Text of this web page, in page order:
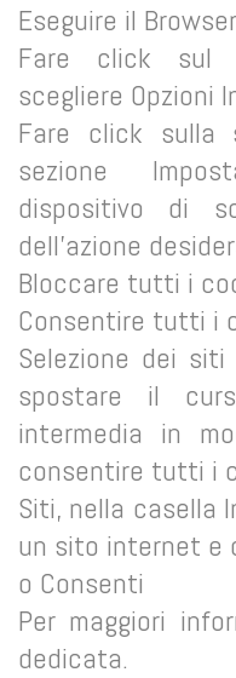
Eseguire il
Fare click sul
scegliere Opzioni
Fare click sulla
sezione
dispositivo di
dell’azione
Bloccare tutti i
Consentire tutti i
Selezione dei
spostare il
intermedia in
consentire tutti i
Siti, nella casella
un sito internet e
o Consenti
Per maggiori
dedicata.